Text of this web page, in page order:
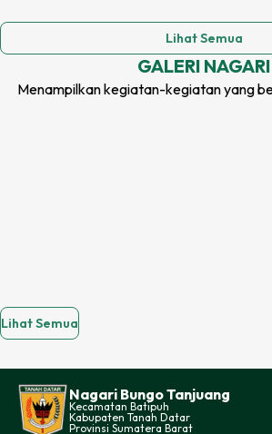
Lihat Semua
GALERI NAGARI
Menampilkan kegiatan-kegiatan yang
Lihat Semua
Nagari Bungo Tanjuang
Kecamatan Batipuh
Kabupaten Tanah Datar
Provinsi Sumatera Barat
Kurangi Jarak Teks
Tambah Tinggi Teks